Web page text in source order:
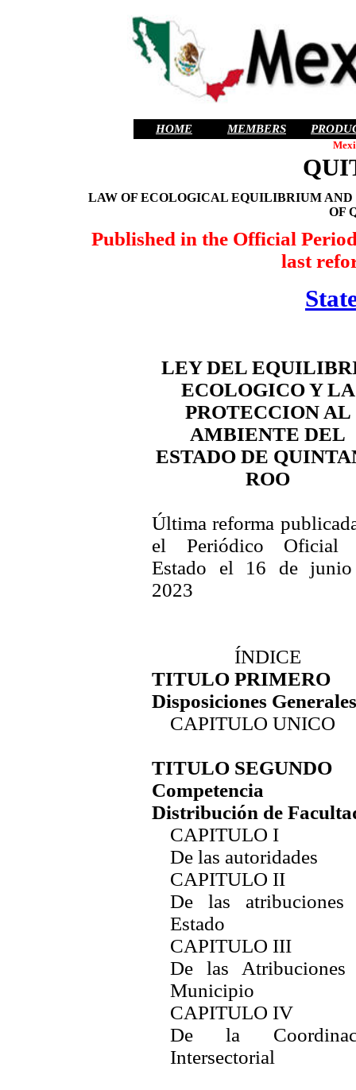
HOME MEMBERS
LAW OF ECOLOGICAL EQUILIBRIUM
OF
Published in the Official
last
LEY DEL
ECOLOGICO Y LA
PROTECCION AL
AMBIENTE DEL
ESTADO DE
ROO
Última reforma
el Periódico Oficial
Estado el 16 de
2023
ÍNDICE
TITULO PRIMERO
Disposiciones
CAPITULO UNICO
TITULO SEGUNDO
Distribución de
CAPITULO I
De las autoridades
CAPITULO II
De las atribuciones
Estado
CAPITULO III
De las Atribuciones
Municipio
CAPITULO IV
De la
Intersectorial